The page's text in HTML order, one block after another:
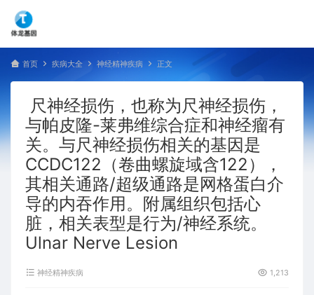
首页 疾病大全 神经精神疾病 正文
尺神经损伤，也称为尺神经损伤，
与帕皮隆-莱弗维综合症和神经瘤有
关。与尺神经损伤相关的基因是
CCDC122（卷曲螺旋域含122），
其相关通路/超级通路是网格蛋白介
导的内吞作用。附属组织包括心
脏，相关表型是行为/神经系统。
Ulnar Nerve Lesion
神经精神疾病 1,213